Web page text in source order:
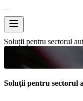
Soluții pentru sectorul
Soluții pentru sectorul